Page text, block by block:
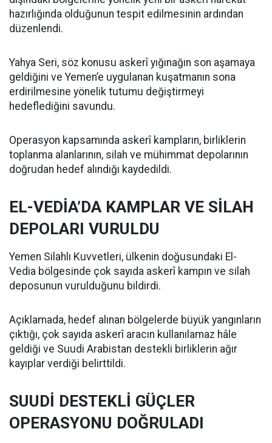
hazırlığında olduğunun tespit edilmesinin ardından
düzenlendi.
Yahya Seri, söz konusu askerî yığınağın son aşamaya
geldiğini ve Yemen’e uygulanan kuşatmanın sona
erdirilmesine yönelik tutumu değiştirmeyi
hedeflediğini savundu.
Operasyon kapsamında askerî kampların, birliklerin
toplanma alanlarının, silah ve mühimmat depolarının
doğrudan hedef alındığı kaydedildi.
EL-VEDİA’DA KAMPLAR VE SİLAH
DEPOLARI VURULDU
Yemen Silahlı Kuvvetleri, ülkenin doğusundaki El-
Vedia bölgesinde çok sayıda askerî kampın ve silah
deposunun vurulduğunu bildirdi.
Açıklamada, hedef alınan bölgelerde büyük yangınların
çıktığı, çok sayıda askerî aracın kullanılamaz hâle
geldiği ve Suudi Arabistan destekli birliklerin ağır
kayıplar verdiği belirttildi.
SUUDİ DESTEKLİ GÜÇLER
OPERASYONU DOĞRULADI